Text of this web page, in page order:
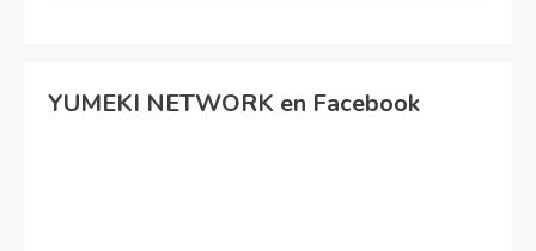
YUMEKI NETWORK en Facebook